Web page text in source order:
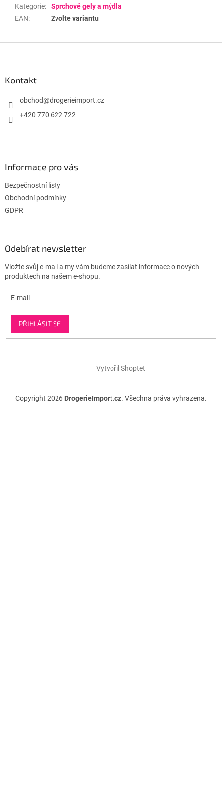
Kategorie:
Sprchové gely a mýdla
EAN: Zvolte variantu
Kontakt
obchod@drogerieimport.cz
+420 770 622 722
Informace pro vás
Bezpečnostní listy
Obchodní podmínky
GDPR
Odebírat newsletter
Vložte svůj e-mail a my vám budeme zasílat informace o nových
produktech na našem e-shopu.
E-mail
PŘIHLÁSIT SE
Vytvořil Shoptet
Copyright 2026 DrogerieImport.cz. Všechna práva vyhrazena.